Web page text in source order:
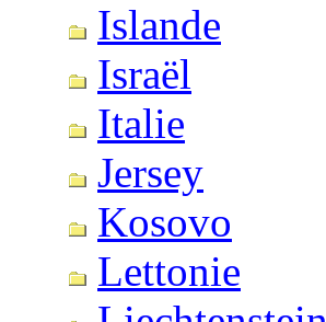
Islande
Israël
Italie
Jersey
Kosovo
Lettonie